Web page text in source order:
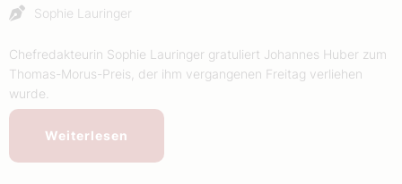
Sophie Lauringer
Chefredakteurin Sophie Lauringer gratuliert Johannes Huber zum
Thomas-Morus-Preis, der ihm vergangenen Freitag verliehen
wurde.
Weiterlesen